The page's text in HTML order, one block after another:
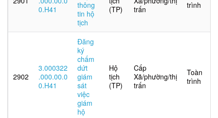
0.H41
thông
tin hộ
tịch
(TP)
trấn
trình
2902
3.000322
.000.00.0
0.H41
Đăng
ký
chấm
dứt
giám
sát
việc
giám
hộ
Hộ
tịch
(TP)
Cấp
Xã/phường/thị
trấn
Toàn
trình